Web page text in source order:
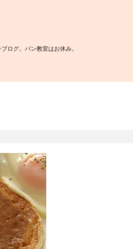
ログ。パン教室はお休み。